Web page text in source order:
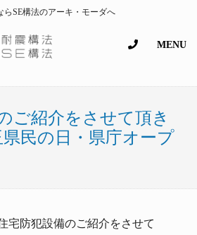
SE構法のアーキ・モーダへ
MENU
ご紹介をさせて頂き
民の日・県庁オープ
宅防犯設備のご紹介をさせて